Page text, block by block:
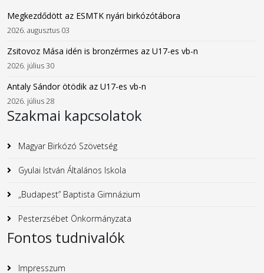
Megkezdődött az ESMTK nyári birkózótábora
2026. augusztus 03
Zsitovoz Mása idén is bronzérmes az U17-es vb-n
2026. július 30
Antaly Sándor ötödik az U17-es vb-n
2026. július 28
Szakmai kapcsolatok
Magyar Birkózó Szövetség
Gyulai István Általános Iskola
„Budapest” Baptista Gimnázium
Pesterzsébet Önkormányzata
Fontos tudnivalók
Impresszum